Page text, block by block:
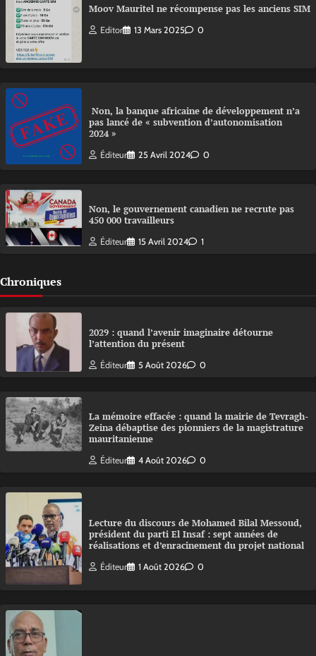
Moov Mauritel ne récompense pas les anciens SIM
Editor 13 Mars 2025 0
Non, la banque africaine de développement n’a
pas lancé de « subvention d’autonomisation
2024 »
Éditeur 25 Avril 2024 0
Non, le gouvernement canadien ne recrute pas
450 000 travailleurs
Éditeur 15 Avril 2024 1
Chroniques
2029 : quand l’avenir imaginaire détourne
l’attention du présent
Éditeur 5 Août 2026 0
La mémoire effacée : quand la mairie de Tevragh-
Zeina débaptise des pionniers de la magistrature
mauritanienne
Éditeur 4 Août 2026 0
Lecture du discours de Mohamed Bilal Messoud,
président du parti El Insaf : sept années de
réalisations et d’enracinement du projet national
Éditeur 1 Août 2026 0